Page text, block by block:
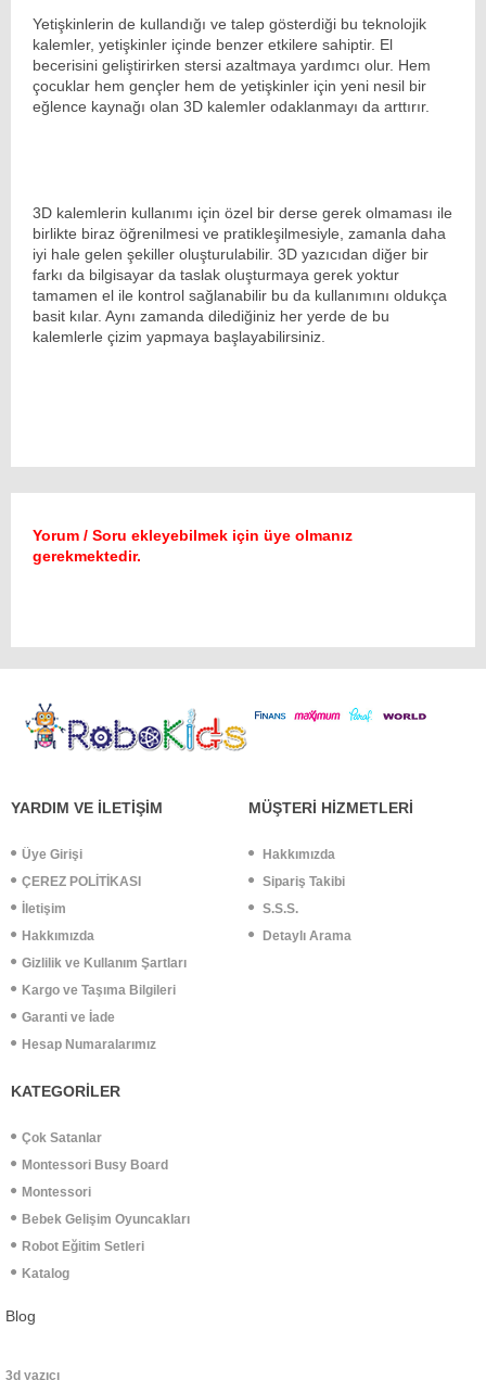
Yetişkinlerin de kullandığı ve talep gösterdiği bu teknolojik
kalemler, yetişkinler içinde benzer etkilere sahiptir. El
becerisini geliştirirken stersi azaltmaya yardımcı olur. Hem
çocuklar hem gençler hem de yetişkinler için yeni nesil bir
eğlence kaynağı olan 3D kalemler odaklanmayı da arttırır.
3D kalemlerin kullanımı için özel bir derse gerek olmaması ile
birlikte biraz öğrenilmesi ve pratikleşilmesiyle, zamanla daha
iyi hale gelen şekiller oluşturulabilir. 3D yazıcıdan diğer bir
farkı da bilgisayar da taslak oluşturmaya gerek yoktur
tamamen el ile kontrol sağlanabilir bu da kullanımını oldukça
basit kılar. Aynı zamanda dilediğiniz her yerde de bu
kalemlerle çizim yapmaya başlayabilirsiniz.
Yorum / Soru ekleyebilmek için üye olmanız
gerekmektedir.
YARDIM VE İLETİŞİM
Üye Girişi
ÇEREZ POLİTİKASI
İletişim
Hakkımızda
Gizlilik ve Kullanım Şartları
Kargo ve Taşıma Bilgileri
Garanti ve İade
Hesap Numaralarımız
MÜŞTERİ HİZMETLERİ
Hakkımızda
Sipariş Takibi
S.S.S.
Detaylı Arama
KATEGORİLER
Çok Satanlar
Montessori Busy Board
Montessori
Bebek Gelişim Oyuncakları
Robot Eğitim Setleri
Katalog
Blog
3d yazıcı